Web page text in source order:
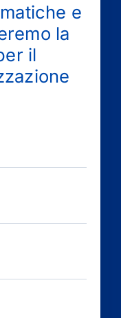
e
la
il